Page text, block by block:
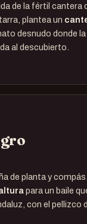
de la fértil cantera
plantea un
desnudo donde
al descubierto.
de planta y
para un baile
con el pellizco